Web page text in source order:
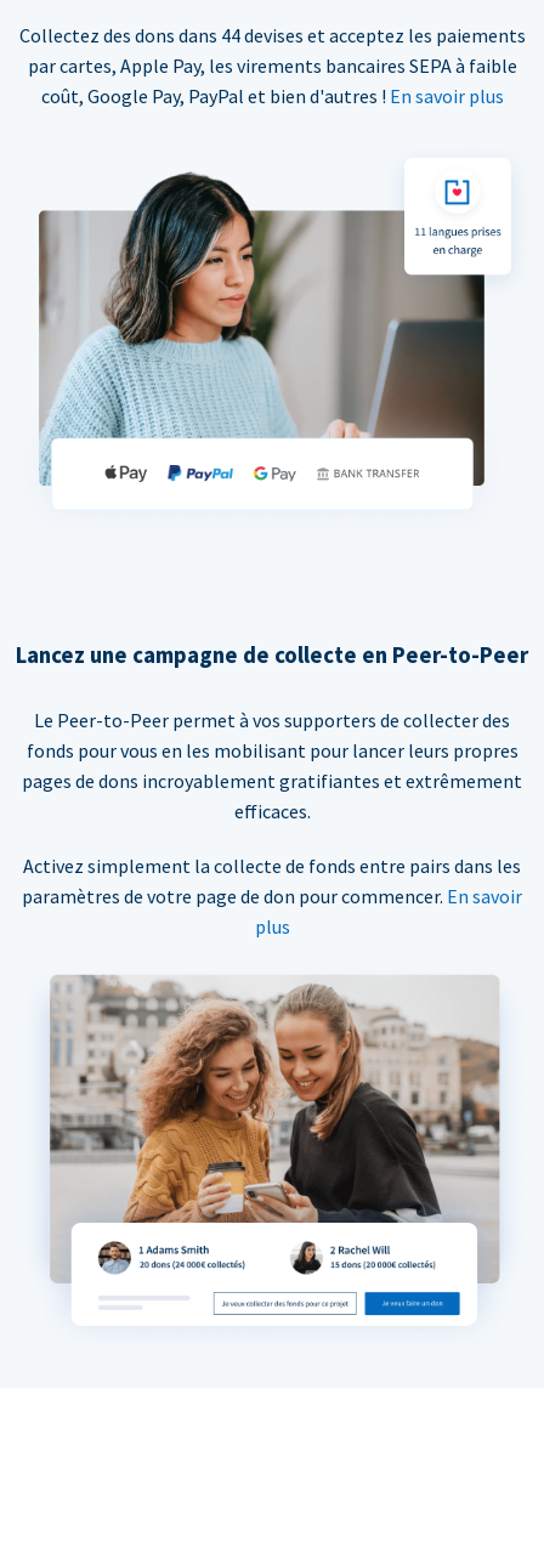
Collectez des dons dans 44 devises et acceptez les paiements
par cartes, Apple Pay, les virements bancaires SEPA à faible
coût, Google Pay, PayPal et bien d'autres ! En savoir plus
Lancez une campagne de collecte en Peer-to-Peer
Le Peer-to-Peer permet à vos supporters de collecter des
fonds pour vous en les mobilisant pour lancer leurs propres
pages de dons incroyablement gratifiantes et extrêmement
efficaces.
Activez simplement la collecte de fonds entre pairs dans les
paramètres de votre page de don pour commencer. En savoir
plus